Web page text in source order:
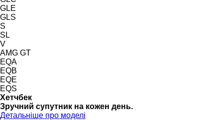
GLE
GLS
S
SL
V
AMG GT
EQA
EQB
EQE
EQS
Хетчбек
Зручний супутник на кожен день.
Детальніше про моделі